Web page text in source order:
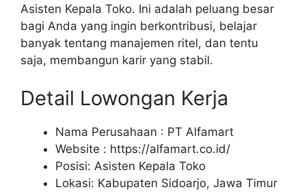
Asisten Kepala Toko. Ini adalah peluang besar
bagi Anda yang ingin berkontribusi, belajar
banyak tentang manajemen ritel, dan tentu
saja, membangun karir yang stabil.
Detail Lowongan Kerja
Nama Perusahaan : PT Alfamart
Website : https://alfamart.co.id/
Posisi: Asisten Kepala Toko
Lokasi: Kabupaten Sidoarjo, Jawa Timur